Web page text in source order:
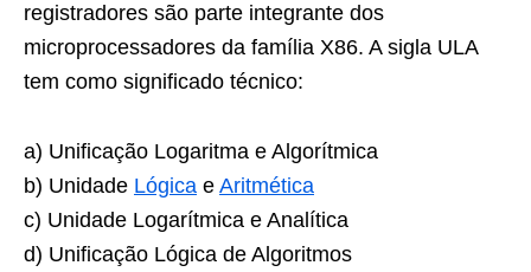
registradores são parte integrante dos
microprocessadores da família X86. A sigla ULA
tem como significado técnico:
a) Unificação Logaritma e Algorítmica
b) Unidade Lógica e Aritmética
c) Unidade Logarítmica e Analítica
d) Unificação Lógica de Algoritmos